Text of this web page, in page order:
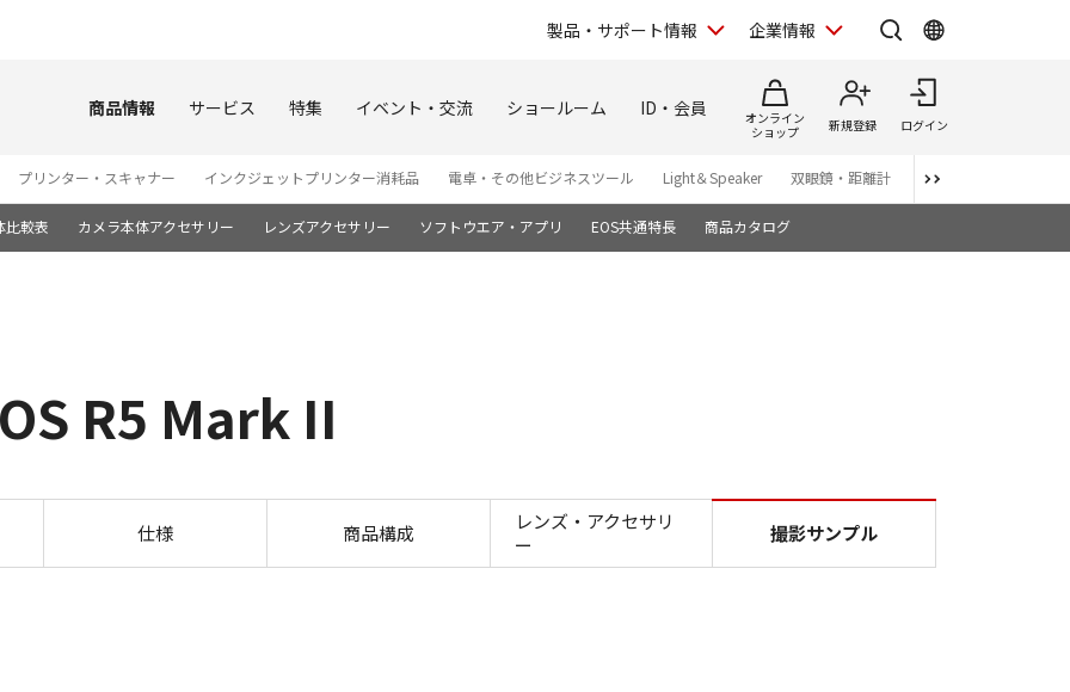
製品・サポート情報 企業情報
商品情報 サービス 特集 イベント・交流 ショールーム ID・会員
オンライン
ショップ
新規登録 ログイン
プリンター・スキャナー インクジェットプリンター消耗品 電卓・その他ビジネスツール Light＆Speaker 双眼鏡・距離計 写真集
比較表 カメラ本体アクセサリー レンズアクセサリー ソフトウエア・アプリ EOS共通特長 商品カタログ
R5 Mark II
撮影サンプル EOS R5 Mark II
仕様 商品構成
レンズ・アクセサリ
ー
撮影サンプル